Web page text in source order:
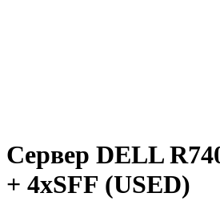
Сервер DELL
+ 4xSFF (USED)